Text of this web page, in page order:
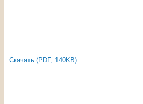
Скачать (PDF, 140KB)